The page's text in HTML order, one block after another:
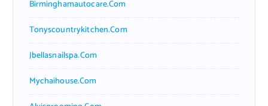
Birminghamautocare.com
Tonyscountrykitchen.com
Jbellasnailspa.com
Mychaihouse.com